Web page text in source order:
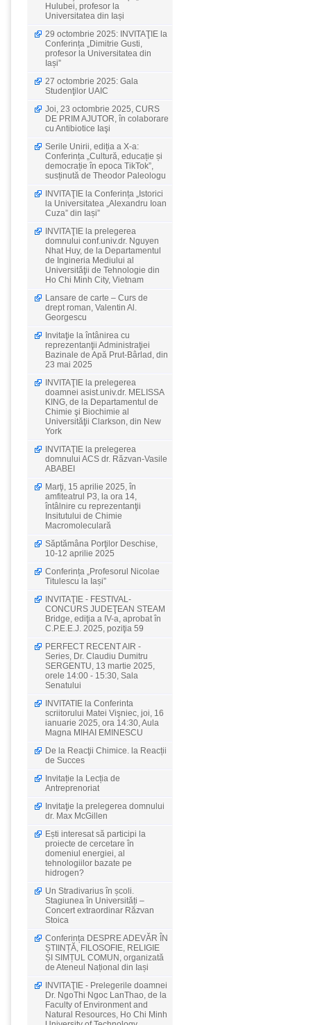
Hulubei, profesor la
Universitatea din Iași
29 octombrie 2025: INVITAŢIE la
Conferința „Dimitrie Gusti,
profesor la Universitatea din
Iași”
27 octombrie 2025: Gala
Studenţilor UAIC
Joi, 23 octombrie 2025, CURS
DE PRIM AJUTOR, în colaborare
cu Antibiotice Iaşi
Serile Unirii, ediția a X-a:
Conferința „Cultură, educație și
democrație în epoca TikTok”,
susținută de Theodor Paleologu
INVITAŢIE la Conferința „Istorici
la Universitatea „Alexandru Ioan
Cuza” din Iași”
INVITAŢIE la prelegerea
domnului conf.univ.dr. Nguyen
Nhat Huy, de la Departamentul
de Ingineria Mediului al
Universităţii de Tehnologie din
Ho Chi Minh City, Vietnam
Lansare de carte – Curs de
drept roman, Valentin Al.
Georgescu
Invitaţie la întânirea cu
reprezentanţii Administraţiei
Bazinale de Apă Prut-Bârlad, din
23 mai 2025
INVITAŢIE la prelegerea
doamnei asist.univ.dr. MELISSA
KING, de la Departamentul de
Chimie şi Biochimie al
Universităţii Clarkson, din New
York
INVITAŢIE la prelegerea
domnului ACS dr. Răzvan-Vasile
ABABEI
Marţi, 15 aprilie 2025, în
amfiteatrul P3, la ora 14,
întâlnire cu reprezentanţii
Insitutului de Chimie
Macromoleculară
Săptămâna Porţilor Deschise,
10-12 aprilie 2025
Conferința „Profesorul Nicolae
Titulescu la Iași”
INVITAŢIE - FESTIVAL-
CONCURS JUDEŢEAN STEAM
Bridge, ediţia a IV-a, aprobat în
C.P.E.E.J. 2025, poziţia 59
PERFECT RECENT AIR -
Series, Dr. Claudiu Dumitru
SERGENTU, 13 martie 2025,
orele 14:00 - 15:30, Sala
Senatului
INVITATIE la Conferinta
scriitorului Matei Vişniec, joi, 16
ianuarie 2025, ora 14:30, Aula
Magna MIHAI EMINESCU
De la Reacţii Chimice. la Reacții
de Succes
Invitație la Lecția de
Antreprenoriat
Invitaţie la prelegerea domnului
dr. Max McGillen
Ești interesat să participi la
proiecte de cercetare în
domeniul energiei, al
tehnologiilor bazate pe
hidrogen?
Un Stradivarius în școli.
Stagiunea în Universități –
Concert extraordinar Răzvan
Stoica
Conferința DESPRE ADEVĂR ÎN
ȘTIINȚĂ, FILOSOFIE, RELIGIE
ȘI SIMȚUL COMUN, organizată
de Ateneul Național din Iași
INVITAŢIE - Prelegerile doamnei
Dr. NgoThi Ngoc LanThao, de la
Faculty of Environment and
Natural Resources, Ho Chi Minh